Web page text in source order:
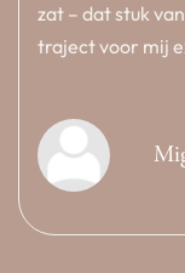
zat – dat stuk
traject voor mij